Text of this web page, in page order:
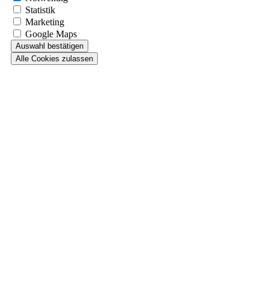
Statistik
Marketing
Google Maps